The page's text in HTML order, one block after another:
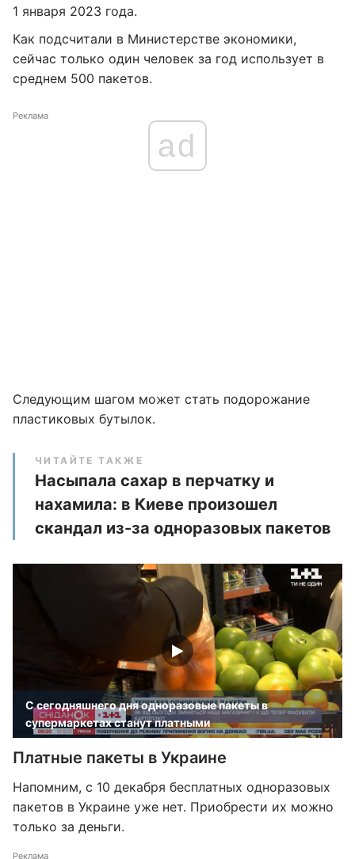
1 января 2023 года.
Как подсчитали в Министерстве экономики,
сейчас только один человек за год использует в
среднем 500 пакетов.
Реклама
ad
Следующим шагом может стать подорожание
пластиковых бутылок.
ЧИТАЙТЕ ТАКЖЕ
Насыпала сахар в перчатку и
нахамила: в Киеве произошел
скандал из-за одноразовых пакетов
С сегодняшнего дня одноразовые пакеты в
супермаркетах станут платными
Платные пакеты в Украине
Напомним, с 10 декабря бесплатных одноразовых
пакетов в Украине уже нет. Приобрести их можно
только за деньги.
Реклама